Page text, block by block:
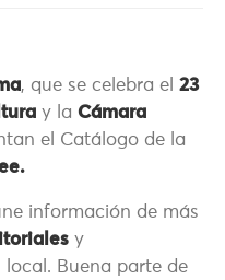
, que se celebra el 23
y la Cámara
el Catálogo de la
información de más
y
Buena parte de